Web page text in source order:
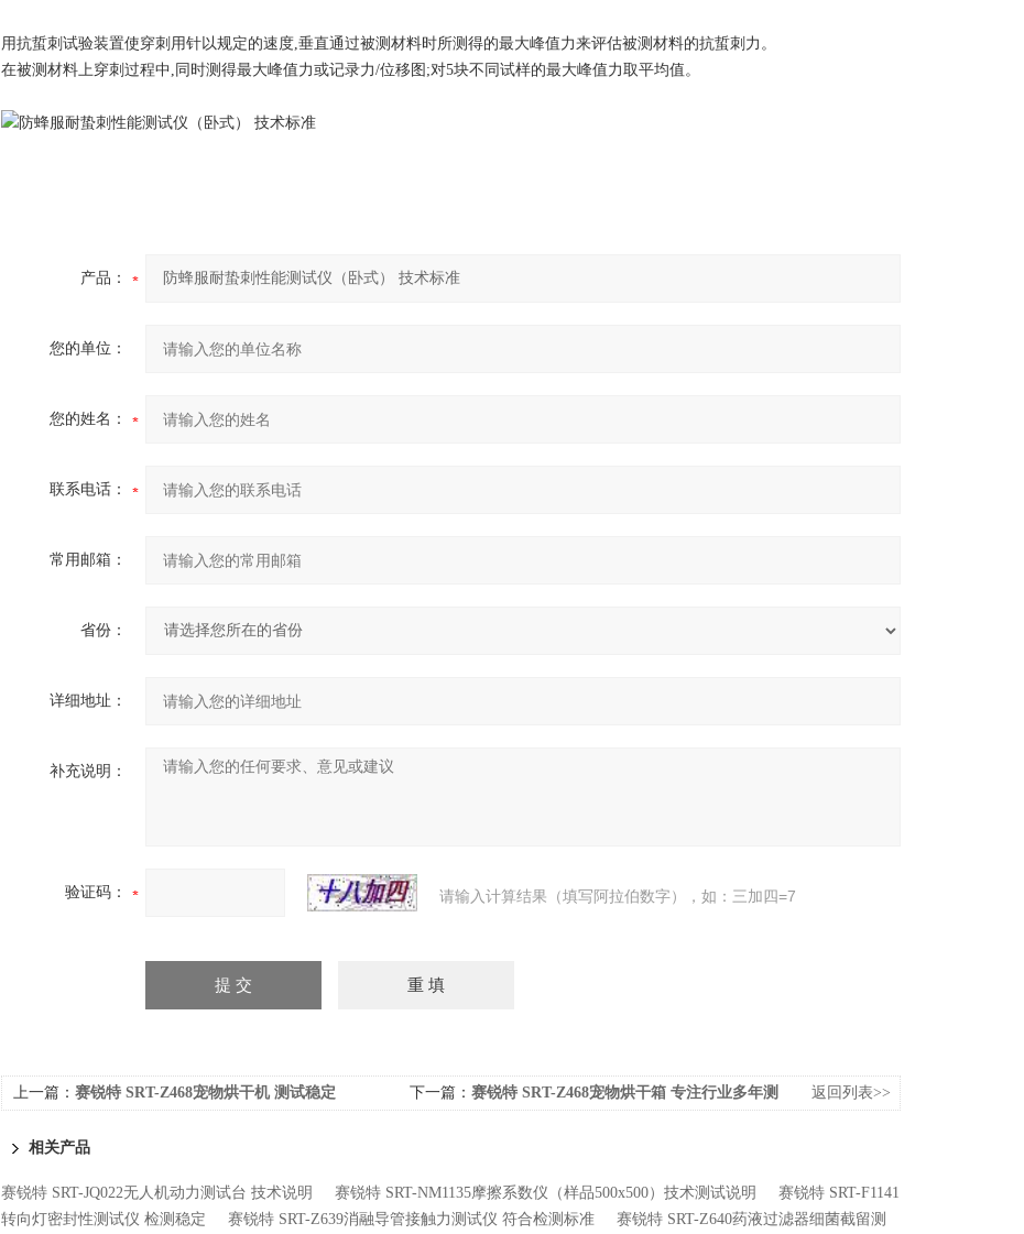
用抗蜇刺试验装置使穿刺用针以规定的速度,垂直通过被测材料时所测得的最大峰值力来评估被测材料的抗蜇刺力。
在被测材料上穿刺过程中,同时测得最大峰值力或记录力/位移图;对5块不同试样的最大峰值力取平均值。
产品：
您的单位：
您的姓名：
联系电话：
常用邮箱：
省份：
详细地址：
补充说明：
验证码： 请输入计算结果（填写阿拉伯数字），如：三加四=7
上一篇： 赛锐特 SRT-Z468宠物烘干机 测试稳定 下一篇： 赛锐特 SRT-Z468宠物烘干箱 专注行业多年测
返回列表>>
相关产品
赛锐特 SRT-JQ022无人机动力测试台 技术说明 赛锐特 SRT-NM1135摩擦系数仪（样品500x500）技术测试说明
赛锐特 SRT-F1141
转向灯密封性测试仪 检测稳定
赛锐特 SRT-Z639消融导管接触力测试仪 符合检测标准 赛锐特 SRT-Z640药液过滤器细菌截留测